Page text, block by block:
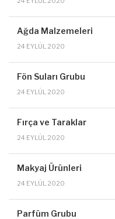
Ağda Malzemeleri
24 EYLÜL 2020
Fön Suları Grubu
24 EYLÜL 2020
Fırça ve Taraklar
24 EYLÜL 2020
Makyaj Ürünleri
24 EYLÜL 2020
Parfüm Grubu